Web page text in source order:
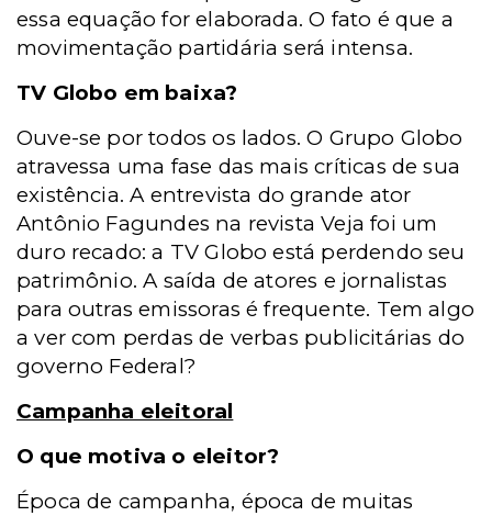
essa equação for elaborada. O fato é que a
movimentação partidária será intensa.
TV Globo em baixa?
Ouve-se por todos os lados. O Grupo Globo
atravessa uma fase das mais críticas de sua
existência. A entrevista do grande ator
Antônio Fagundes na revista Veja foi um
duro recado: a TV Globo está perdendo seu
patrimônio. A saída de atores e jornalistas
para outras emissoras é frequente. Tem algo
a ver com perdas de verbas publicitárias do
governo Federal?
Campanha eleitoral
O que motiva o eleitor?
Época de campanha, época de muitas